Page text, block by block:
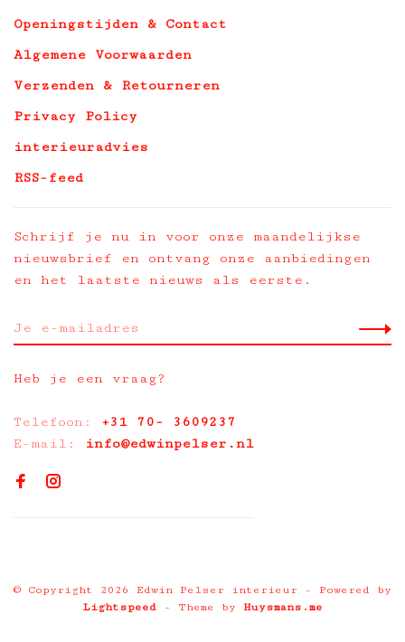
Openingstijden & Contact
Algemene Voorwaarden
Verzenden & Retourneren
Privacy Policy
interieuradvies
RSS-feed
Schrijf je nu in voor onze maandelijkse
nieuwsbrief en ontvang onze aanbiedingen
en het laatste nieuws als eerste.
Heb je een vraag?
Telefoon: +31 70- 3609237
E-mail:
info@edwinpelser.nl
© Copyright 2026 Edwin Pelser interieur
- Powered by
Lightspeed- Theme by Huysmans.me